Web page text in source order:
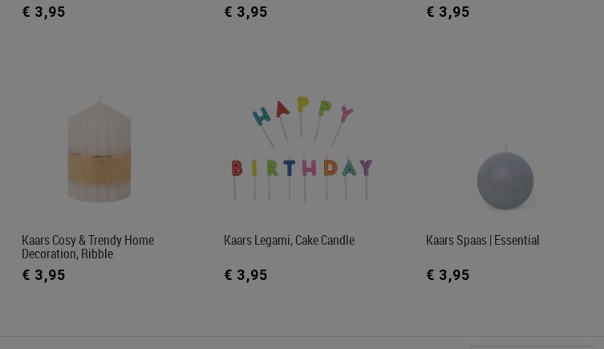
€ 3,95 € 3,95 € 3,95
Kaars Cosy & Trendy Home
Decoration, Ribble
€ 3,95
Kaars Legami, Cake Candle
€ 3,95
Kaars Spaas | Essential
€ 3,95